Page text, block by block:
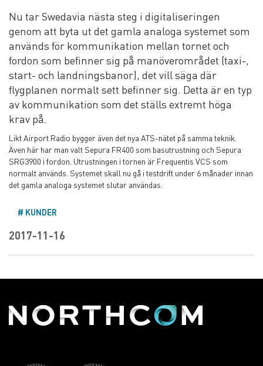
Nu tar Swedavia nästa steg i digitaliseringen
genom att byta ut det gamla analoga systemet som
används för kommunikation mellan tornet och
fordon som befinner sig på manöverområdet (taxi-,
start- och landningsbanor), det vill säga där
flygplanen normalt sett befinner sig. Detta är en typ
av kommunikation som det ställs extremt höga
krav på.
Likt Airport Radio bygger även det nya ATS-nätet på samma teknik.
Även här har man valt Sepura FR400 som basutrustning och Sepura
SRG3900 i fordon. Utrustningen i tornen är Frequentis VCS som
normalt används. Systemet skall nu gå i testdrift under 6 månader innan
det gamla analoga systemet slutar användas.
KUNDER
2017-11-16